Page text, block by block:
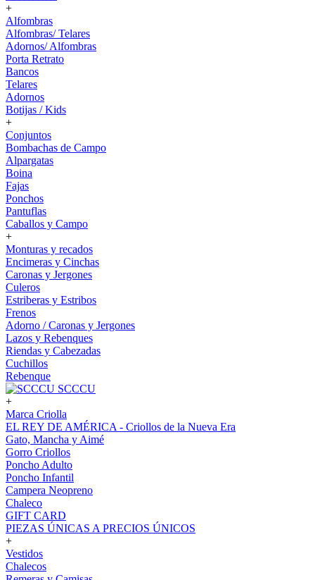
+
Alfombras
Alfombras/ Telares
Adornos/ Alfombras
Porta Retrato
Bancos
Telares
Adornos
Botijas / Kids
+
Conjuntos
Bombachas de Campo
Alpargatas
Boina
Fajas
Ponchos
Pantuflas
Caballos y Campo
+
Monturas y recados
Encimeras y Cinchas
Caronas y Jergones
Culeros
Estriberas y Estribos
Frenos
Adorno / Caronas y Jergones
Lazos y Rebenques
Riendas y Cabezadas
Cuchillos
Rebenque
SCCCU
+
Marca Criolla
EL REY DE AMÉRICA - Criollos de la Nueva Era
Gato, Mancha y Aimé
Gorro Criollos
Poncho Adulto
Poncho Infantil
Campera Neopreno
Chaleco
GIFT CARD
PIEZAS ÚNICAS A PRECIOS ÚNICOS
+
Vestidos
Chalecos